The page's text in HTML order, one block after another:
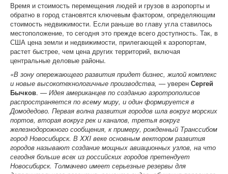
Время и стоимость перемещения людей и грузов в аэропорты и
обратно в город становятся ключевым фактором, определяющим
стоимость недвижимости. Если раньше во главу угла ставилось
местоположение, то сегодня это прежде всего доступность. Так, в
США цена земли и недвижимости, прилегающей к аэропортам,
растет быстрее, чем цена других территорий, включая
центральные деловые районы.
«В зону опережающего развития придет бизнес, жилой комплекс
и новые высокотехнологичные производства, —уверен Сергей
Бычков. — Идея американцев по созданию аэротрополисов
распространяется по всему миру, и один формируется в
Домодедово. Первая волна развития городов шла вокруг морских
портов, вторая вокруг рек и каналов, третья вокруг
железнодорожного сообщения, к примеру, рожденный Транссибом
город Новосибирск. В XXI веке основным вектором развития
городов называют создание мощных авиационных узлов, на что
сегодня больше всех из российских городов претендует
Новосибирск. Толмачево имеет серьезные резервы для